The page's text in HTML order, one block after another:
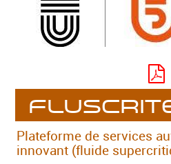
Plateforme de services
innovant (fluide